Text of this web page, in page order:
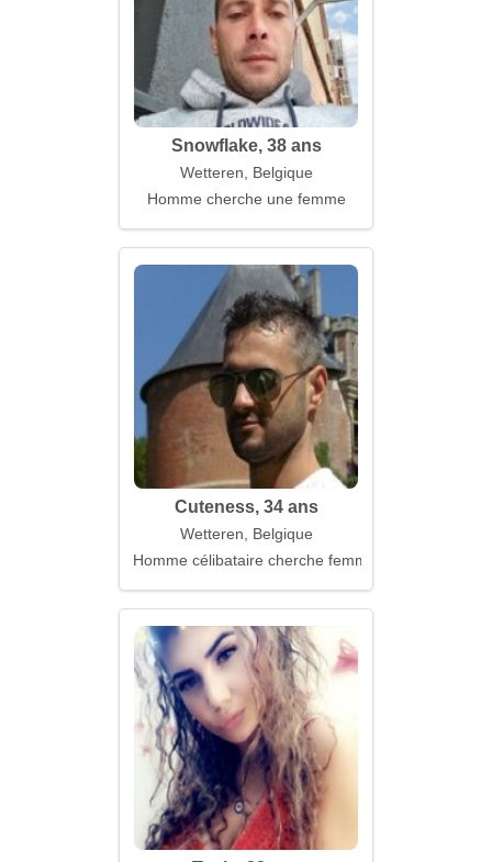
Snowflake, 38 ans
Wetteren, Belgique
Homme cherche une femme
Cuteness, 34 ans
Wetteren, Belgique
Homme célibataire cherche femme